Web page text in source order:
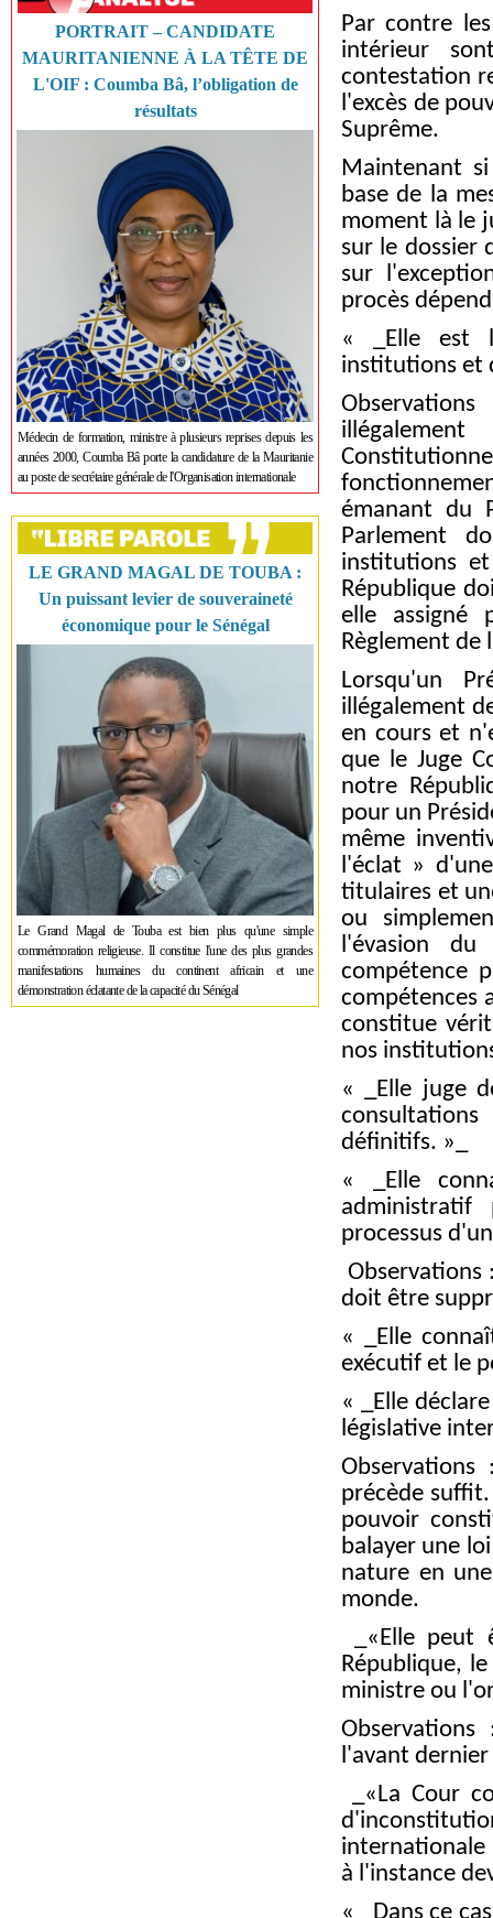
PORTRAIT – CANDIDATE
MAURITANIENNE À LA TÊTE DE
L'OIF : Coumba Bâ, l’obligation de
résultats
Médecin de formation, ministre à plusieurs reprises depuis les
années 2000, Coumba Bâ porte la candidature de la Mauritanie
au poste de secrétaire générale de l'Organisation internationale
LE GRAND MAGAL DE TOUBA :
Un puissant levier de souveraineté
économique pour le Sénégal
Le Grand Magal de Touba est bien plus qu'une simple
commémoration religieuse. Il constitue l'une des plus grandes
manifestations humaines du continent africain et une
démonstration éclatante de la capacité du Sénégal
Par contre
intérieur
contestation
l'excès de
Suprême.
Maintenant
base de la
moment là le
sur le dossier
sur
procès
« _Elle est
institutions et
émanant du
Parlement
institutions
République
elle assigné
Règlement de
Lorsqu'un
illégalement
en cours et
que le Juge
notre
pour un
même
l'éclat »
titulaires et
ou
l'évasion
compétence
compétences
constitue
nos
« _Elle juge
définitifs. »_
« _Elle
processus
Observations
doit être
« _Elle
exécutif et le
« _Elle
législative
précède
pouvoir
balayer une
nature en
monde.
_«Elle peut
République,
ministre ou
l'avant
_«La Cour
internationale
à l'instance